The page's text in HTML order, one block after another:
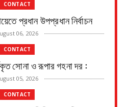
CONTACT
প্রধান উপপ্রধান নির্বাচন
06, 2026
CONTACT
সোনা ও রূপার গহনা দর :
05, 2026
CONTACT